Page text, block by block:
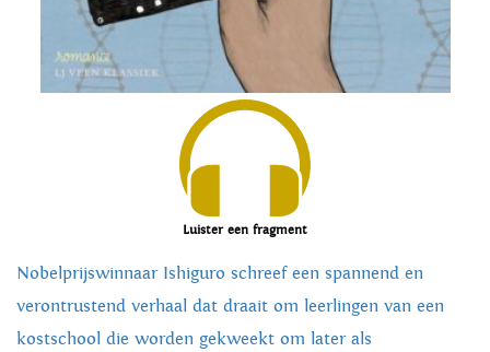
Luister een fragment
Nobelprijswinnaar Ishiguro schreef een spannend en
verontrustend verhaal dat draait om leerlingen van een
kostschool die worden gekweekt om later als